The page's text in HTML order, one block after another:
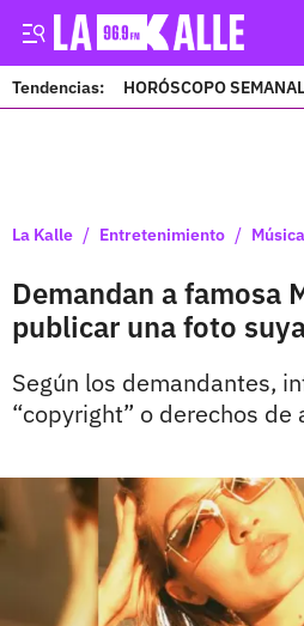
Tendencias: HORÓSCOPO SEMANAL
La Kalle / Entretenimiento / Música
Demandan a famosa
publicar una foto
Según los demandantes,
“copyright” o derechos de